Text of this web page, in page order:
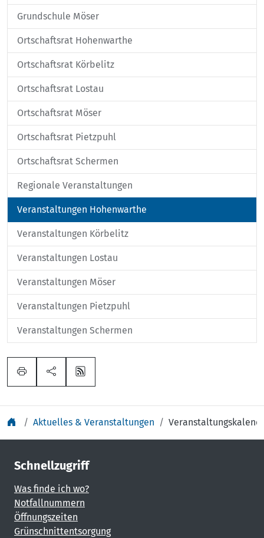
Grundschule Möser
Ortschaftsrat Hohenwarthe
Ortschaftsrat Körbelitz
Ortschaftsrat Lostau
Ortschaftsrat Möser
Ortschaftsrat Pietzpuhl
Ortschaftsrat Schermen
Regionale Veranstaltungen
Veranstaltungen Hohenwarthe
Veranstaltungen Körbelitz
Veranstaltungen Lostau
Veranstaltungen Möser
Veranstaltungen Pietzpuhl
Veranstaltungen Schermen
Aktuelles & Veranstaltungen
Schnellzugriff
Was finde ich wo?
Notfallnummern
Öffnungszeiten
Grünschnittentsorgung